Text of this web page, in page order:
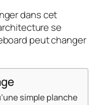
dans cet
se
peut changer
simple planche